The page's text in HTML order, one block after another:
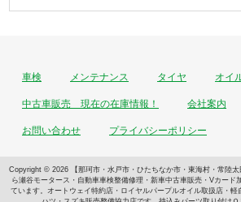
車検 メンテナンス タイヤ オイ
中古車販売 現在の在庫情報！ 会社案内
お問い合わせ プライバシーポリシー
Copyright © 2026 【那珂市・水戸市・ひたちなか市・東海村・常陸
ら瀬谷モータース・自動車車検整備修理・新車中古車販売・Vカード
ています。オートウェイ特約店・ロイヤルパープルオイル取扱店・軽